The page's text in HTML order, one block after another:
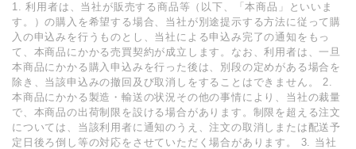
1. 利⽤者は、当社が販売する商品等（以下、「本商品」といいま
す。）の購⼊を希望する場合、当社が別途提⽰する⽅法に従って購
⼊の申込みを⾏うものとし、当社による申込み完了の通知をもっ
て、本商品にかかる売買契約が成⽴します。なお、利⽤者は、⼀旦
本商品にかかる購⼊申込みを⾏った後は、別段の定めがある場合を
除き、当該申込みの撤回及び取消しをすることはできません。 2.
本商品にかかる製造・輸送の状況その他の事情により、当社の裁量
で、本商品の出荷制限を設ける場合があります。制限を超える注⽂
については、当該利⽤者に通知のうえ、注⽂の取消しまたは配送予
定⽇後ろ倒し等の対応をさせていただく場合があります。 3. 当社